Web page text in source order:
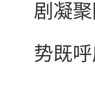
剧凝
势既